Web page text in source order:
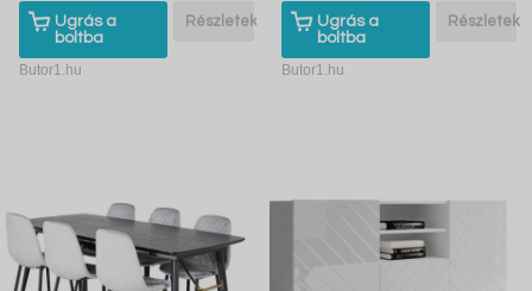
Ugrás a
boltba
Részletek
Butor1.hu
Ugrás a
boltba
Részletek
Butor1.hu